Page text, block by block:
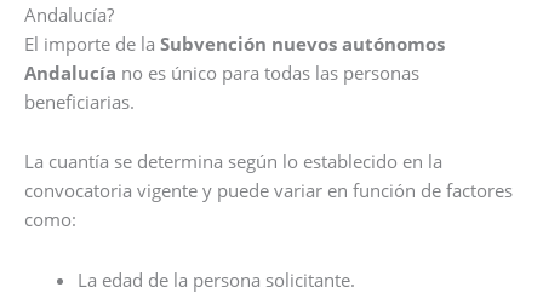
Andalucía?
El importe de la Subvención nuevos autónomos
Andalucía no es único para todas las personas
beneficiarias.
La cuantía se determina según lo establecido en la
convocatoria vigente y puede variar en función de factores
como:
La edad de la persona solicitante.